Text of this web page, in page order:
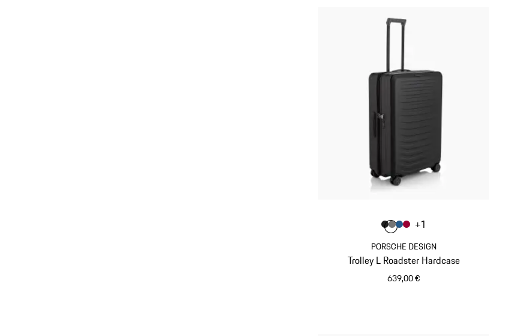
PORSCHE DESIGN
Trolley L Roadster Hardcase
639,00 €
Colore
ColoreNero Opaco
Colore
Colore
Colore
+1